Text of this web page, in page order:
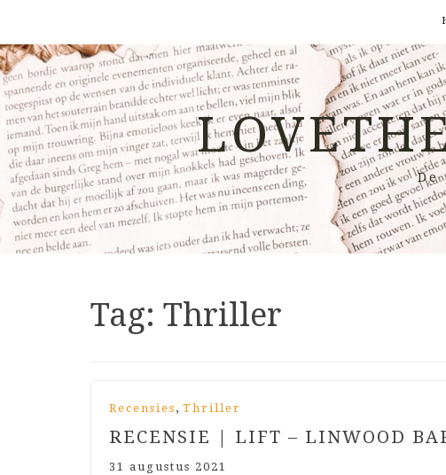
De
Tag: Thriller
Recensies , Thriller
RECENSIE | LIFT – LINWOOD
31 augustus 2021